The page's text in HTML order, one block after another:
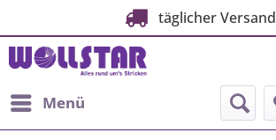
täglicher Versand
Menü